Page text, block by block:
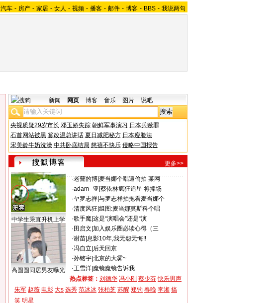
汽车 - 房产 - 家居 - 女人 - 视频 - 播客 - 邮件 - 博客 - BBS - 我说两句
新闻 网页 博客 音乐 图片 说吧
央视质疑29岁市长 邓玉娇失踪 朝鲜军事演习 日本兵赎罪
石首网站被黑 篡改温总讲话 夏日减肥秘方 日本瘦脸法
宋美龄牛奶洗澡 中共卧底结局 慈禧不快乐 侵略中国报告
更多>>
中学生乘直升机上学
高圆圆同居男友曝光
·老曹的博| 麦当娜个唱遭偷拍 某网
·adam--亚 蔡依林疯狂追星 将捧场
·ヤ罗志祥| 与罗志祥拍拖看麦当娜个
·清度风狂 组图:麦当娜莫斯科个唱
·歌手魔| 这是“演唱会”还是“演
· 田启文 加入娱乐圈必读心得（三
·谢苗| 息影10年,我无怨无悔!!
·冯自立 后天回京
·孙铭宇| 北京的大雾~
·王雪洋| 魔镜魔镜告诉我
热点标签： 刘德华 冯小刚 蔡少芬 快乐男声
朱军 赵薇 电影 大s 选秀 范冰冰 张柏芝 苏醒 郑钧 春晚 李湘 搞
笑 明星